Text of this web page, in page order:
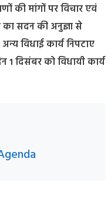
की मांगों पर विचार एवं
का सदन की अनुज्ञा से
विधाई कार्य निपटाए
1 दिसंबर को विधायी कार्य